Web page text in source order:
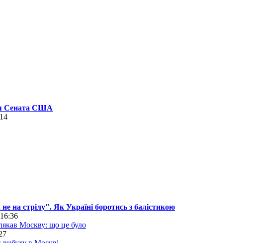
Сената США
на стрілу". Як Україні боротись з балістикою
Москву: що це було